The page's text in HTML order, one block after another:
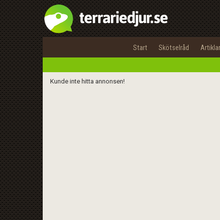
Start Skötselråd Artiklar
Kunde inte hitta annonsen!